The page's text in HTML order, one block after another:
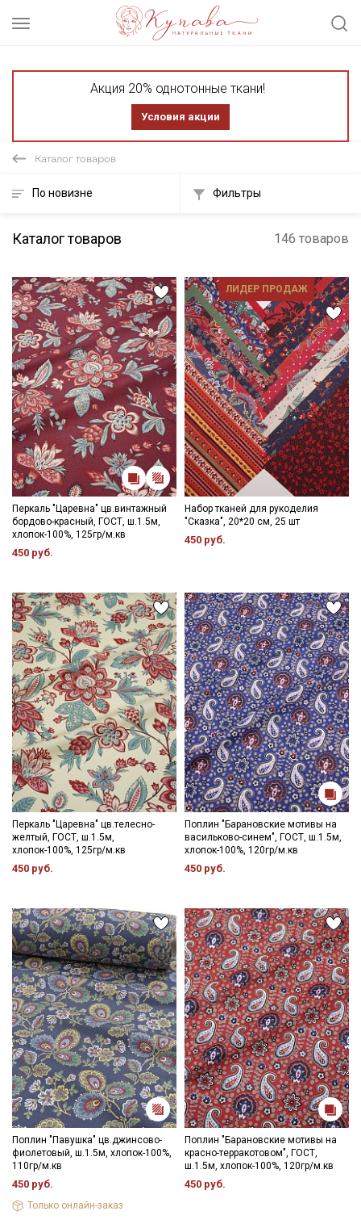
Акция 20% однотонные ткани!
Условия акции
Каталог товаров
По новизне Фильтры
Каталог товаров 146 товаров
Перкаль "Царевна" цв.винтажный
бордово-красный, ГОСТ, ш.1.5м,
хлопок-100%, 125гр/м.кв
450 руб.
ЛИДЕР ПРОДАЖ
Набор тканей для рукоделия
"Сказка", 20*20 см, 25 шт
450 руб.
Перкаль "Царевна" цв.телесно-
желтый, ГОСТ, ш.1.5м,
хлопок-100%, 125гр/м.кв
450 руб.
Поплин "Барановские мотивы на
васильково-синем", ГОСТ, ш.1.5м,
хлопок-100%, 120гр/м.кв
450 руб.
Поплин "Павушка" цв.джинсово-
фиолетовый, ш.1.5м, хлопок-100%,
110гр/м.кв
450 руб.
Только онлайн-заказ
Поплин "Барановские мотивы на
красно-терракотовом", ГОСТ,
ш.1.5м, хлопок-100%, 120гр/м.кв
450 руб.